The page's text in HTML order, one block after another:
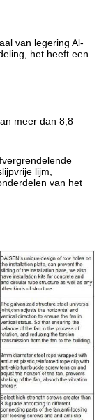
van legering Al-
het heeft een
meer dan 8,8
lijm,
van het